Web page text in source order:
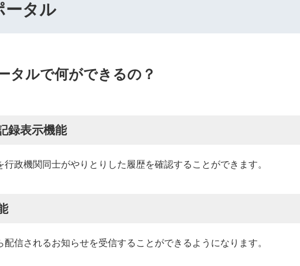
ータル
タルで何ができるの？
録表示機能
行政機関同士がやりとりした履歴を確認することができます。
信されるお知らせを受信することができるようになります。